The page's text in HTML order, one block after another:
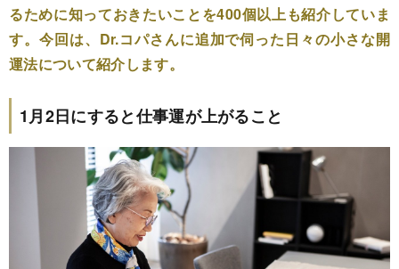
るために知っておきたいことを400個以上も紹介していま
す。今回は、Dr.コパさんに追加で伺った日々の小さな開
運法について紹介します。
1月2日にすると仕事運が上がること